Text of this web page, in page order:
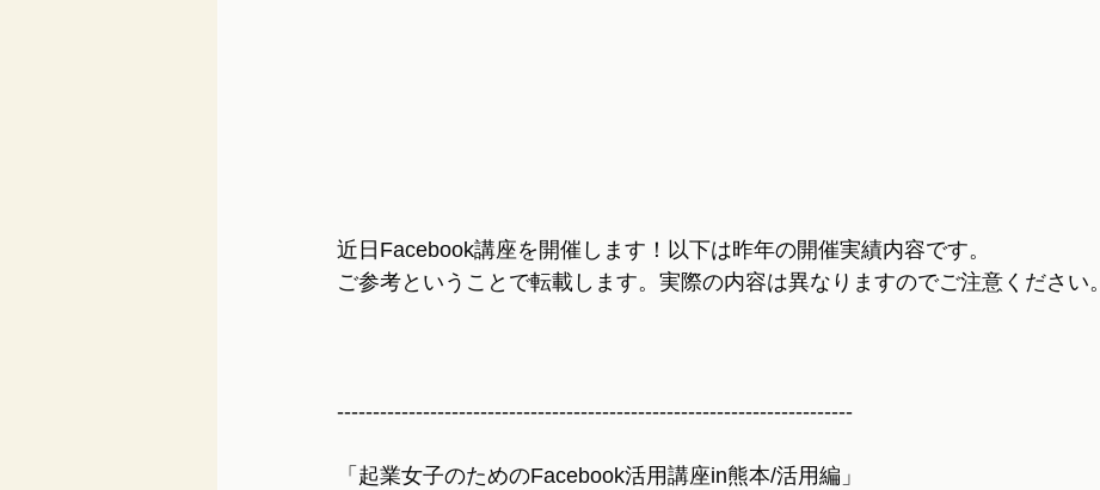
近日Facebook講座を開催します！以下は昨年の開催実績内容です。
ご参考ということで転載します。実際の内容は異なりますのでご注意ください。
------------------------------------------------------------------------
「起業女子のためのFacebook活用講座in熊本/活用編」